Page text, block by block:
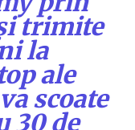
trimite
la
ale
scoate
30 de